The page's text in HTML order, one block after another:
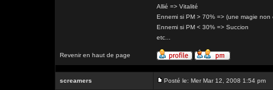
Allié => Vitalité
Ennemi si PM > 70% => (une magie non
Ennemi si PM < 30% => Succion
etc...
Revenir en haut de page
screamers Posté le: Mer Mar 12, 2008 1:54 pm